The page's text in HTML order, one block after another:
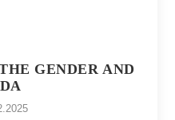
GENDER AND